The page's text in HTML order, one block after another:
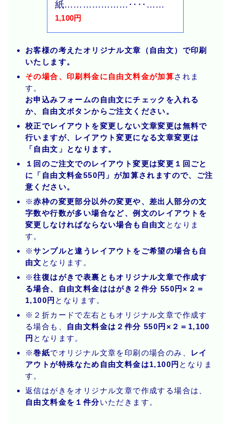
紙…………………‥‥……
1,100円
お客様の考えたオリジナル文章（自由文）で印刷
いたします。
その場合、印刷料金に自由文料金が加算されま
す。
お申込みフォームの自由文にチェックを入れる
か、自由文ボタンからご注文ください。
校正でレイアウトを変更しない文章変更は無料で
行いますが、レイアウト変更になる文章変更は
「自由文」となります。
１回のご注文でのレイアウト変更は変更１回ごと
に「自由文料金550円」が加算されますので、ご注
意ください。
※赤枠の変更部分以外の変更や、差出人部分の文
字数や行数が多い場合など、例文のレイアウトを
変更しなければならない場合も自由文 となりま
す。
※サンプルと違うレイアウトをご希望の場合も自
由文 となります。
※往復はがきで表裏ともオリジナル文章で作成す
る場合、自由文料金ははがき２件分 550円×２＝
1,100円 となります。
※２折カードで左右ともオリジナル文章で作成す
る場合も、
自由文料金は２件分 550円×２＝1,100
円 となります。
※巻紙でオリジナル文章を印刷の場合のみ、
レイ
アウトが特殊なため自由文料金は1,100円 となりま
す。
返信はがきをオリジナル文章で作成する場合は、
自由文料金を１件分いただきます。